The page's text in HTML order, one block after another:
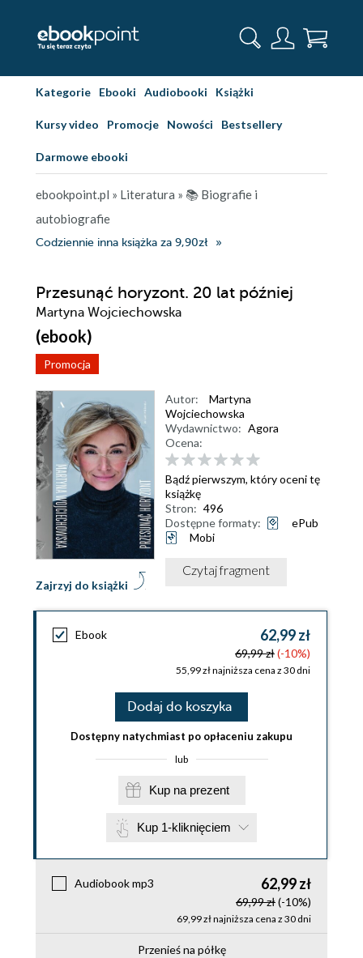
Kategorie Ebooki Audiobooki Książki
Kursy video Promocje Nowości Bestsellery
Darmowe ebooki
ebookpoint.pl » Literatura » 📚 Biografie i
autobiografie
Codziennie inna książka za 9,90zł
Przesunąć horyzont. 20 lat później
Martyna Wojciechowska
(ebook)
Promocja
Zajrzyj do książki
Autor:
Martyna
Wojciechowska
Wydawnictwo: Agora
Ocena:
Bądź pierwszym, który oceni tę
książkę
Stron: 496
Dostępne formaty:
ePub
Mobi
Czytaj fragment
Ebook 62,99 zł
69,99 zł(-10%)
55,99 zł najniższa cena z 30 dni
Dodaj do koszyka
Dostępny natychmiast po opłaceniu zakupu
lub
Kup na prezent
Kup 1-kliknięciem
Audiobook mp3 62,99 zł
69,99 zł(-10%)
69,99 zł najniższa cena z 30 dni
Przenieś na półkę